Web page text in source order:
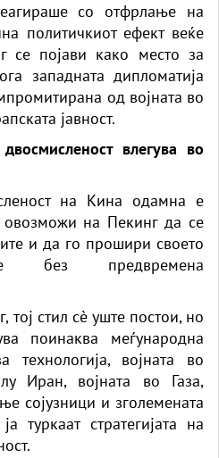
со отфрлање на
политичкиот ефект веќе
се појави како место за
западната дипломатија
од војната во
јавност.
влегува во
на Кина одамна е
овозможи на Пекинг да се
и да го прошири своето
без предвремена
стил сè уште постои, но
поинаква меѓународна
технологија, војната во
Иран, војната во Газа,
сојузници и зголемената
туркаат стратегијата на